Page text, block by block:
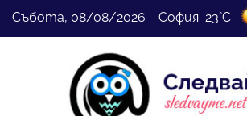
Събота, 08/08/2026 София 23°C